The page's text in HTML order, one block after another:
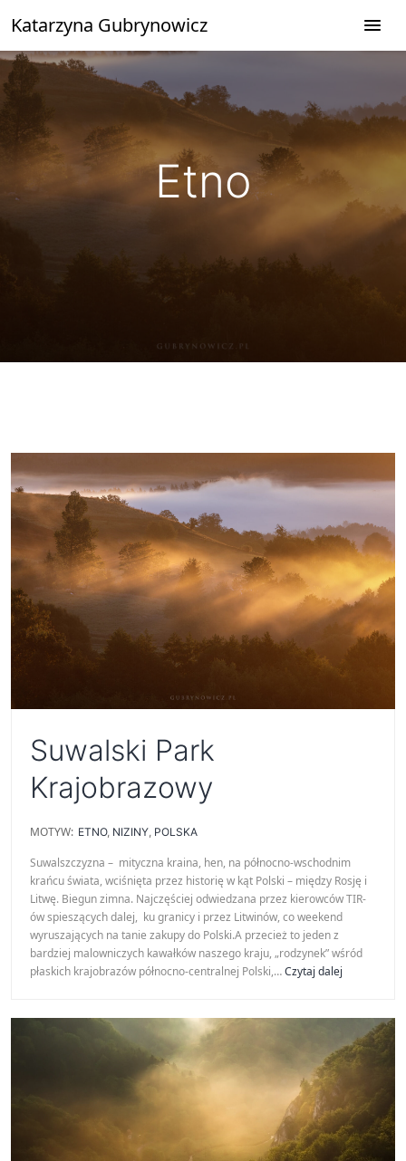
do
treści
Katarzyna Gubrynowicz
Etno
Suwalski Park
Krajobrazowy
MOTYW: ETNO, NIZINY POLSKA
Suwalszczyzna – mityczna kraina, hen, na północno-wschodnim
krańcu świata, wciśnięta przez historię w kąt Polski – między Rosję i
Litwę. Biegun zimna. Najczęściej odwiedzana przez kierowców TIR-
ów spieszących dalej, ku granicy i przez Litwinów, co weekend
wyruszających na tanie zakupy do Polski.A przecież to jeden z
bardziej malowniczych kawałków naszego kraju, „rodzynek” wśród
płaskich krajobrazów północno-centralnej Polski,…Czytaj dalej